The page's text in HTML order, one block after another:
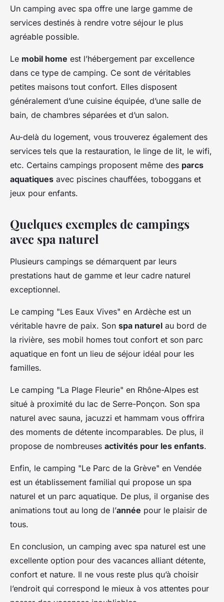
Un camping avec spa offre une large gamme de
services destinés à rendre votre séjour le plus
agréable possible.
Le mobil home est l’hébergement par excellence
dans ce type de camping. Ce sont de véritables
petites maisons tout confort. Elles disposent
généralement d’une cuisine équipée, d’une salle de
bain, de chambres séparées et d’un salon.
Au-delà du logement, vous trouverez également des
services tels que la restauration, le linge de lit, le wifi,
etc. Certains campings proposent même des parcs
aquatiques avec piscines chauffées, toboggans et
jeux pour enfants.
Quelques exemples de campings
avec spa naturel
Plusieurs campings se démarquent par leurs
prestations haut de gamme et leur cadre naturel
exceptionnel.
Le camping "Les Eaux Vives" en Ardèche est un
véritable havre de paix. Son spa naturel au bord de
la rivière, ses mobil homes tout confort et son parc
aquatique en font un lieu de séjour idéal pour les
familles.
Le camping "La Plage Fleurie" en Rhône-Alpes est
situé à proximité du lac de Serre-Ponçon. Son spa
naturel avec sauna, jacuzzi et hammam vous offrira
des moments de détente incomparables. De plus, il
propose de nombreuses activités pour les enfants.
Enfin, le camping "Le Parc de la Grève" en Vendée
est un établissement familial qui propose un spa
naturel et un parc aquatique. De plus, il organise des
animations tout au long de l’année pour le plaisir de
tous.
En conclusion, un camping avec spa naturel est une
excellente option pour des vacances alliant détente,
confort et nature. Il ne vous reste plus qu’à choisir
l’endroit qui correspond le mieux à vos attentes pour